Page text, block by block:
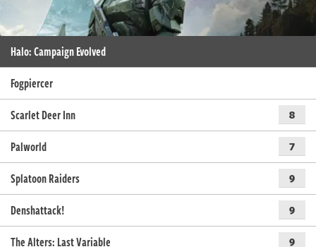
Halo: Campaign Evolved
Fogpiercer
Scarlet Deer Inn
8
Palworld 7
Splatoon Raiders 9
Denshattack! 9
The Alters: Last Variable 9